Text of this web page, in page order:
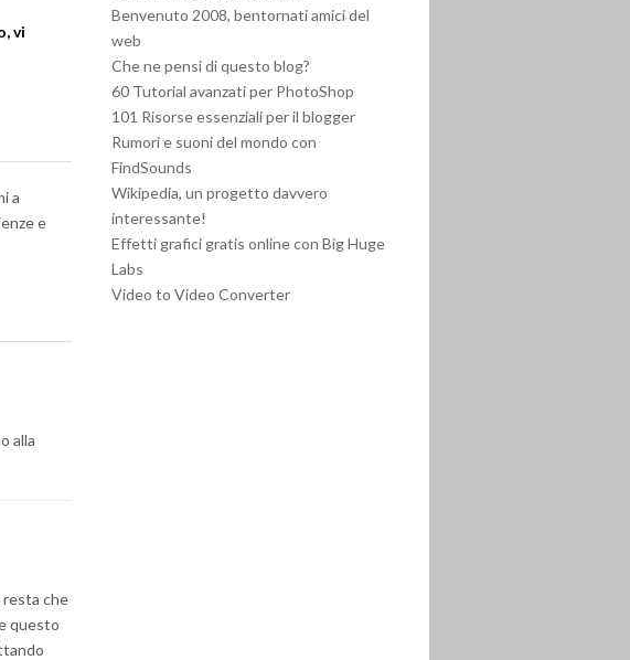
vi
a
e
alla
resta che
questo
Benvenuto 2008, bentornati amici del
web
Che ne pensi di questo blog?
60 Tutorial avanzati per PhotoShop
101 Risorse essenziali per il blogger
Rumori e suoni del mondo con
FindSounds
Wikipedia, un progetto davvero
interessante!
Effetti grafici gratis online con Big Huge
Labs
Video to Video Converter